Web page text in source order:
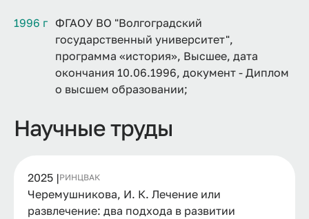
1996 г ФГАОУ ВО "Волгоградский
государственный университет",
программа «история», Высшее, дата
окончания 10.06.1996, документ - Диплом
о высшем образовании;
Научные труды
2025 |РИНЦВАК
Черемушникова, И. К. Лечение или
развлечение: два подхода в развитии